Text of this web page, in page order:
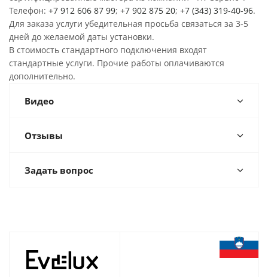
Телефон: +7 912 606 87 99; +7 902 875 20; +7 (343) 319-40-96.
Для заказа услуги убедительная просьба связаться за 3-5
дней до желаемой даты установки.
В стоимость стандартного подключения входят
стандартные услуги. Прочие работы оплачиваются
дополнительно.
Видео
Отзывы
Задать вопрос